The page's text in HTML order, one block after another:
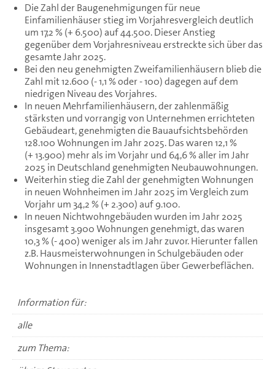
Die Zahl der Baugenehmigungen für neue
Einfamilienhäuser stieg im Vorjahresvergleich deutlich
um 17,2 % (+ 6.500) auf 44.500. Dieser Anstieg
gegenüber dem Vorjahresniveau erstreckte sich über das
gesamte Jahr 2025.
Bei den neu genehmigten Zweifamilienhäusern blieb die
Zahl mit 12.600 (- 1,1 % oder - 100) dagegen auf dem
niedrigen Niveau des Vorjahres.
In neuen Mehrfamilienhäusern, der zahlenmäßig
stärksten und vorrangig von Unternehmen errichteten
Gebäudeart, genehmigten die Bauaufsichtsbehörden
128.100 Wohnungen im Jahr 2025. Das waren 12,1 %
(+ 13.900) mehr als im Vorjahr und 64,6 % aller im Jahr
2025 in Deutschland genehmigten Neubauwohnungen.
Weiterhin stieg die Zahl der genehmigten Wohnungen
in neuen Wohnheimen im Jahr 2025 im Vergleich zum
Vorjahr um 34,2 % (+ 2.300) auf 9.100.
In neuen Nichtwohngebäuden wurden im Jahr 2025
insgesamt 3.900 Wohnungen genehmigt, das waren
10,3 % (- 400) weniger als im Jahr zuvor. Hierunter fallen
z.B. Hausmeisterwohnungen in Schulgebäuden oder
Wohnungen in Innenstadtlagen über Gewerbeflächen.
Information für:
alle
zum Thema: